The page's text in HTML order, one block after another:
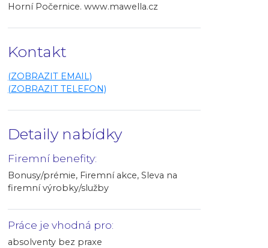
Horní Počernice. www.mawella.cz
Kontakt
(ZOBRAZIT EMAIL)
(ZOBRAZIT TELEFON)
Detaily nabídky
Firemní benefity:
Bonusy/prémie, Firemní akce, Sleva na
firemní výrobky/služby
Práce je vhodná pro:
absolventy bez praxe